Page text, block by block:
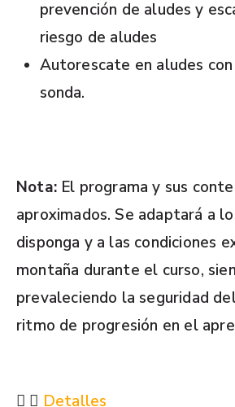
prevención de aludes y
riesgo de aludes
Autorescate en aludes
sonda.
Nota:El programa y sus
aproximados. Se adaptará a
disponga y a las condiciones
montaña durante el curso,
prevaleciendo la seguridad
ritmo de progresión en el
Detalles